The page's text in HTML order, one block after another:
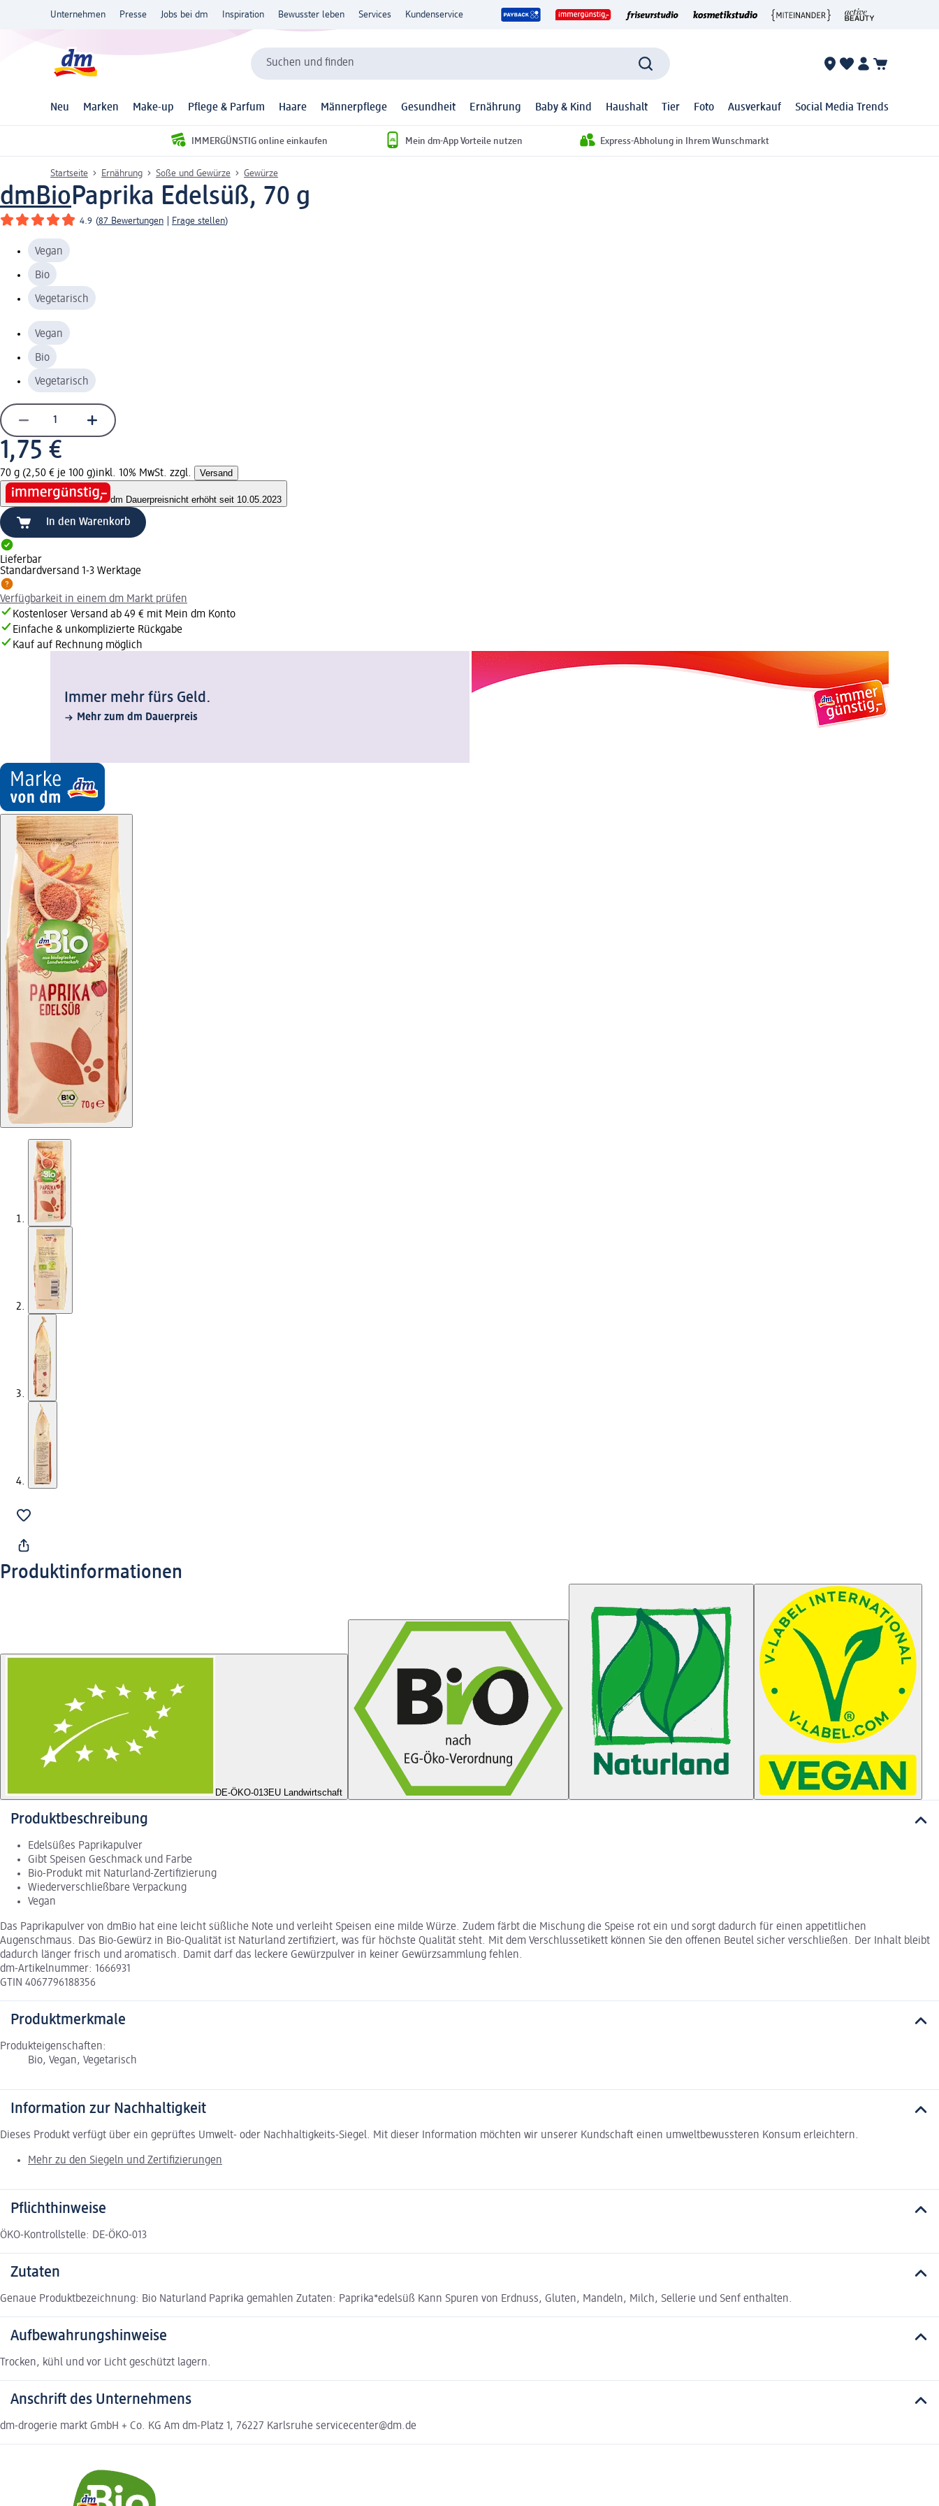
Unternehmen Presse Jobs bei dm Inspiration Bewusster leben Services Kundenservice
Suchen und finden
Neu Marken Make-up Pflege & Parfum Haare Männerpflege Gesundheit Ernährung Baby & Kind Haushalt Tier Foto Ausverkauf Social Media Trends
IMMERGÜNSTIG online einkaufen Mein dm-App Vorteile nutzen Express-Abholung in Ihrem Wunschmarkt
Startseite Ernährung Soße und Gewürze Gewürze
dmBioPaprika Edelsüß, 70 g
4.9 (87 Bewertungen Frage stellen)
Vegan
Bio
Vegetarisch
Vegan
Bio
Vegetarisch
1,75 €
70 g (2,50 € je 100 g)inkl. 10% MwSt. zzgl. Versand
dm Dauerpreisnicht erhöht seit 10.05.2023
In den Warenkorb
Lieferbar
Standardversand 1-3 Werktage
Verfügbarkeit in einem dm Markt prüfen
Kostenloser Versand ab 49 € mit Mein dm Konto
Einfache & unkomplizierte Rückgabe
Kauf auf Rechnung möglich
Immer mehr fürs Geld.
Mehr zum dm Dauerpreis
Produktinformationen
DE-ÖKO-013EU Landwirtschaft
Produktbeschreibung
Edelsüßes Paprikapulver
Gibt Speisen Geschmack und Farbe
Bio-Produkt mit Naturland-Zertifizierung
Wiederverschließbare Verpackung
Vegan
Das Paprikapulver von dmBio hat eine leicht süßliche Note und verleiht Speisen eine milde Würze. Zudem färbt die Mischung die Speise rot ein und sorgt dadurch für einen appetitlichen
Augenschmaus. Das Bio-Gewürz in Bio-Qualität ist Naturland zertifiziert, was für höchste Qualität steht. Mit dem Verschlussetikett können Sie den offenen Beutel sicher verschließen. Der Inhalt bleibt
dadurch länger frisch und aromatisch. Damit darf das leckere Gewürzpulver in keiner Gewürzsammlung fehlen.
dm-Artikelnummer: 1666931
GTIN 4067796188356
Produktmerkmale
Produkteigenschaften:
Bio, Vegan, Vegetarisch
Information zur Nachhaltigkeit
Dieses Produkt verfügt über ein geprüftes Umwelt- oder Nachhaltigkeits-Siegel. Mit dieser Information möchten wir unserer Kundschaft einen umweltbewussteren Konsum erleichtern.
Mehr zu den Siegeln und Zertifizierungen
Pflichthinweise
ÖKO-Kontrollstelle: DE-ÖKO-013
Zutaten
Genaue Produktbezeichnung: Bio Naturland Paprika gemahlen Zutaten: Paprika*edelsüß Kann Spuren von Erdnuss, Gluten, Mandeln, Milch, Sellerie und Senf enthalten.
Aufbewahrungshinweise
Trocken, kühl und vor Licht geschützt lagern.
Anschrift des Unternehmens
dm-drogerie markt GmbH + Co. KG Am dm-Platz 1, 76227 Karlsruhe servicecenter@dm.de